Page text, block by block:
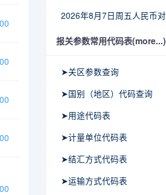
报关参数常用代码表(more...)
➤关区参数查询
➤国别（地区）代码查询
➤用途代码表
➤计量单位代码表
➤结汇方式代码表
➤运输方式代码表